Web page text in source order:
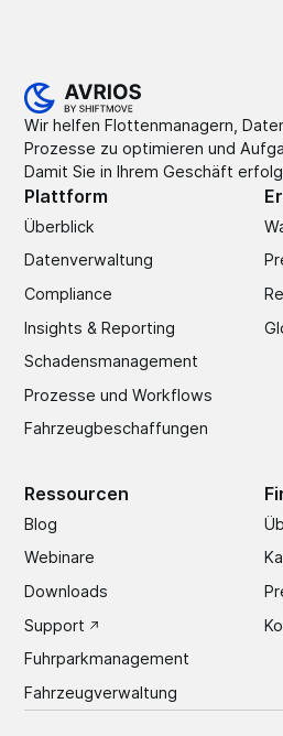
Wir helfen Flottenmanagern,
Prozesse zu optimieren und
Damit Sie in Ihrem Geschäft
Plattform
Überblick
Datenverwaltung
Compliance
Insights & Reporting
Schadens­management
Prozesse und Workflows
Fahrzeugbeschaffungen
Ressourcen
Blog
Webinare
Downloads
Support
Fuhrparkmanagement
Fahrzeugverwaltung